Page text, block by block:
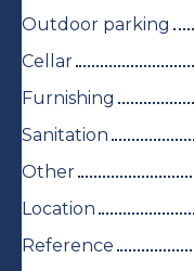
Outdoor parking
Cellar
Furnishing
Sanitation
Other
Location
Reference